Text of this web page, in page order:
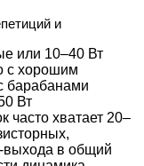
и
или 10–40 Вт
с хорошим
барабанами
Вт
часто хватает 20–
выхода в общий